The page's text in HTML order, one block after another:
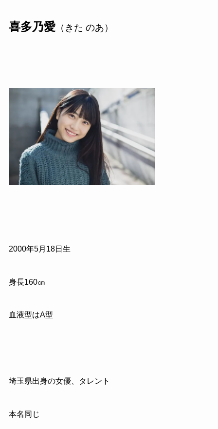
喜多乃愛（きた のあ）
2000年5月18日生
身長160㎝
血液型はA型
埼玉県出身の女優、タレント
本名同じ